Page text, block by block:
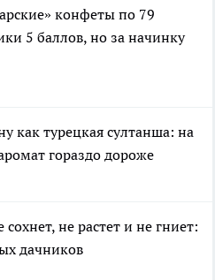
конфеты по 79
5 баллов, но за начинку
как турецкая султанша: на
гораздо дороже
не растет и не гниет:
дачников